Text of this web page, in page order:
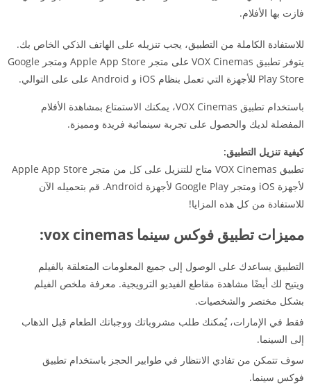
فازت بها الأفلام.
للاستفادة الكاملة من التطبيق، يجب تنزيله على الهاتف الذكي الخاص بك.
يتوفر تطبيق VOX Cinemas على متجر Apple App Store ومتجر Google
Play Store للأجهزة التي تعمل بنظام iOS و Android على على التوالي.
باستخدام تطبيق VOX Cinemas، يمكنك الاستمتاع بمشاهدة الأفلام
المفضلة لديك والحصول على تجربة سينمائية فريدة ومميزة.
كيفية تنزيل التطبيق:
تطبيق VOX Cinemas متاح للتنزيل على كل من متجر Apple App Store
لأجهزة iOS ومتجر Google Play لأجهزة Android. قم بتحميله الآن
للاستفادة من كل هذه المزايا!
مميزات تطبيق فوكس سينما vox cinemas:
التطبيق يساعدك على الوصول إلى جميع المعلومات المتعلقة بالفيلم
ويتيح لك أيضًا مشاهدة مقاطع الفيديو الترويجية. معرفة ملخص الفيلم
بشكل مختصر والشخصيات.
فقط في الإمارات، يُمكنك طلب مشروباتك ووجباتك الطعام قبل الذهاب
إلى السينما.
سوف تتمكن من تفادي الانتظار في طوابير الحجز باستخدام تطبيق
فوكس سينما.